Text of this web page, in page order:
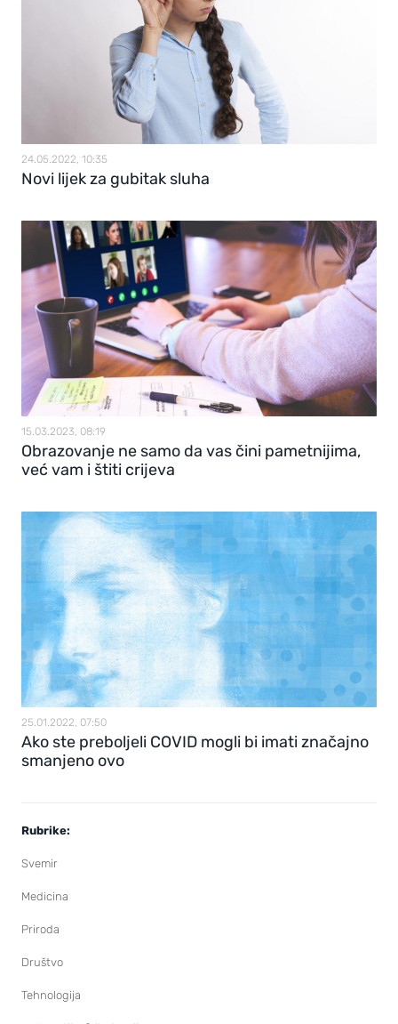
24.05.2022, 10:35
Novi lijek za gubitak sluha
15.03.2023, 08:19
Obrazovanje ne samo da vas čini pametnijima,
već vam i štiti crijeva
25.01.2022, 07:50
Ako ste preboljeli COVID mogli bi imati značajno
smanjeno ovo
Rubrike:
Svemir
Medicina
Priroda
Društvo
Tehnologija